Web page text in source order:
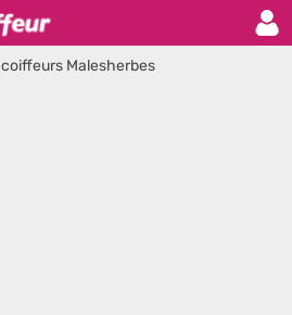
coiffeurs Malesherbes